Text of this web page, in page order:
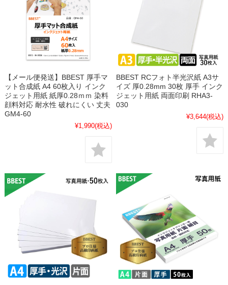
【メール便発送】BBEST 厚手マ
ット合成紙 A4 60枚入り インク
ジェット用紙 紙厚0.28ｍｍ 染料
顔料対応 耐水性 破れにくい 丈夫
GM4-60
¥1,990(税込)
BBEST RCフォト半光沢紙 A3サ
イズ 厚0.28mm 30枚 厚手 インク
ジェット用紙 両面印刷 RHA3-
030
¥3,644(税込)